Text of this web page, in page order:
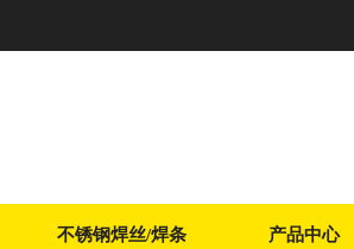
不锈钢焊丝/焊条 产品中心